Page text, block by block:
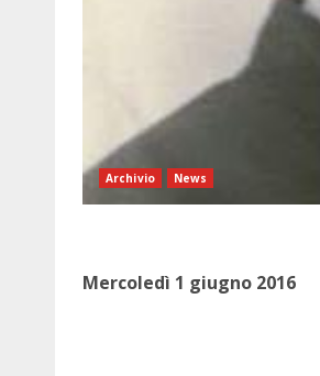
Archivio News
Mercoledì 1 giugno 2016